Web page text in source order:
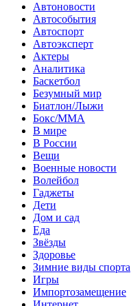
Автоновости
Автособытия
Автоспорт
Автоэксперт
Актеры
Аналитика
Баскетбол
Безумный мир
Биатлон/Лыжи
Бокс/MMA
В мире
В России
Вещи
Военные новости
Волейбол
Гаджеты
Дети
Дом и сад
Еда
Звёзды
Здоровье
Зимние виды спорта
Игры
Импортозамещение